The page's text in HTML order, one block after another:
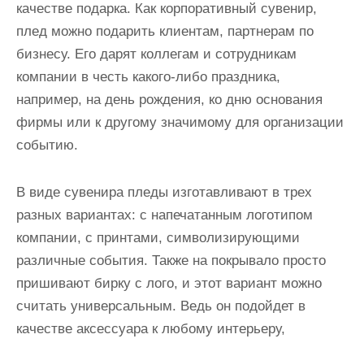
качестве подарка. Как корпоративный сувенир,
плед можно подарить клиентам, партнерам по
бизнесу. Его дарят коллегам и сотрудникам
компании в честь какого-либо праздника,
например, на день рождения, ко дню основания
фирмы или к другому значимому для организации
событию.
В виде сувенира пледы изготавливают в трех
разных вариантах: с напечатанным логотипом
компании, с принтами, символизирующими
различные события. Также на покрывало просто
пришивают бирку с лого, и этот вариант можно
считать универсальным. Ведь он подойдет в
качестве аксессуара к любому интерьеру,